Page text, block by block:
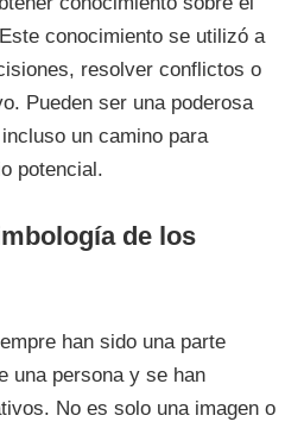
conocimiento se utilizó a
resolver conflictos o
Pueden ser una poderosa
un camino para
potencial.
de los
han sido una parte
una persona y se han
No es solo una imagen o